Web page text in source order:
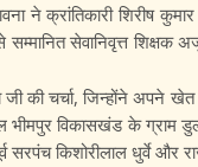
ने क्रांतिकारी शिरीष
सेवानिवृत्त शिक्षक
की चर्चा, जिन्होंने अपने
विकासखंड के ग्राम
किशोरीलाल धुर्वे और